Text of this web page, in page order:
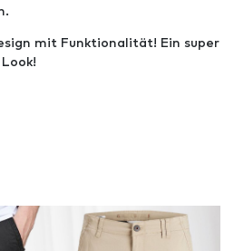
mit Funktionalität! Ein super